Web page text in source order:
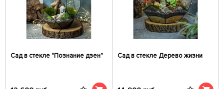
Сад в стекле "Познание дзен" Сад в стекле Дерево жизни